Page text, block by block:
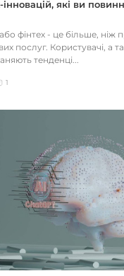
які ви
або фінтех - це більше, ніж
послуг. Користувачі, а
тенденці...
1